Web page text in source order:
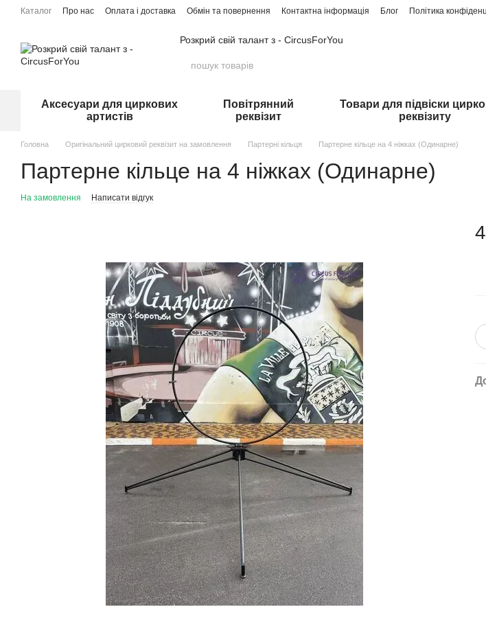
Перейти до основного контенту
Каталог Про нас Оплата і доставка Обмін та повернення Контактна інформація Блог Політика
Розкрий свій талант з - CircusForYou
Аксесуари для циркових
артистів
Повітрянний
реквізит
Товари для підвіски
реквізиту
Головна Оригінальний цирковий реквізит на замовлення Партерні кільця Партерне кільце на 4 ніжках (Одинарне)
Партерне кільце на 4 ніжках (Одинарне)
На замовлення Написати відгук